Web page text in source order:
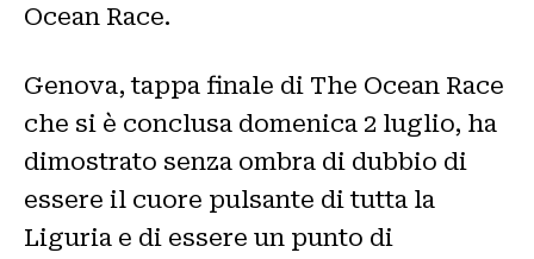
Ocean Race.
Genova, tappa finale di The Ocean Race
che si è conclusa domenica 2 luglio, ha
dimostrato senza ombra di dubbio di
essere il cuore pulsante di tutta la
Liguria e di essere un punto di